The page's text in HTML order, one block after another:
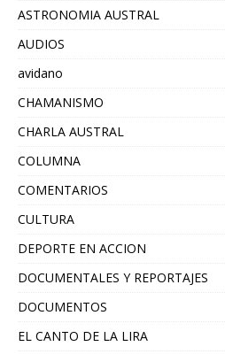
ASTRONOMIA AUSTRAL
AUDIOS
avidano
CHAMANISMO
CHARLA AUSTRAL
COLUMNA
COMENTARIOS
CULTURA
DEPORTE EN ACCION
DOCUMENTALES Y REPORTAJES
DOCUMENTOS
EL CANTO DE LA LIRA